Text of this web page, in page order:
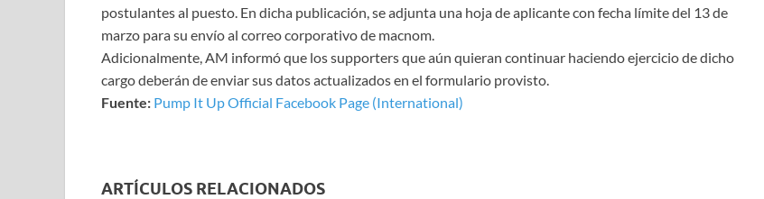
postulantes al puesto. En dicha publicación, se adjunta una hoja de aplicante con fecha límite del 13 de
marzo para su envío al correo corporativo de macnom.
Adicionalmente, AM informó que los supporters que aún quieran continuar haciendo ejercicio de dicho
cargo deberán de enviar sus datos actualizados en el formulario provisto.
Fuente: Pump It Up Official Facebook Page (International)
ARTÍCULOS RELACIONADOS